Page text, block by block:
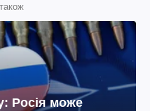
Росія може